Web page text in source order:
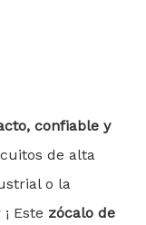
confiable y
de alta
o la
Este zócalo de